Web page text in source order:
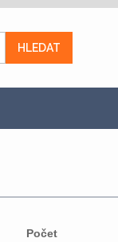
Počet